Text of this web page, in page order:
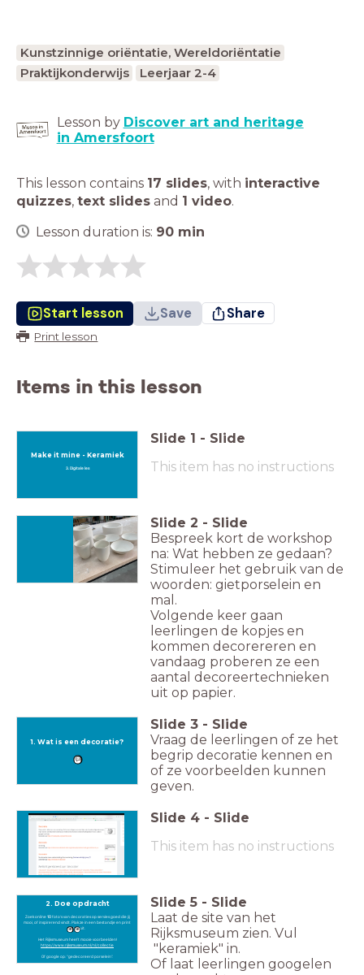
Kunstzinnige oriëntatie, Wereldoriëntatie
Praktijkonderwijs
Leerjaar 2-4
Lesson by Discover art and heritage
in Amersfoort
This lesson contains 17 slides, with interactive
quizzes, text slides and 1 video.
Lesson duration is: 90 min
Start lesson Save Share
Print lesson
Items in this lesson
Make it mine - Keramiek
3. Digitale les
Slide 1 - Slide
This item has no instructions
Slide 2 - Slide
Bespreek kort de workshop
na: Wat hebben ze gedaan?
Stimuleer het gebruik van de
woorden: gietporselein en
mal.
Volgende keer gaan
leerlingen de kopjes en
kommen decorereren en
vandaag proberen ze een
aantal decoreertechnieken
uit op papier.
1. Wat is een decoratie?
Slide 3 - Slide
Vraag de leerlingen of ze het
begrip decoratie kennen en
of ze voorbeelden kunnen
geven.
Slide 4 - Slide
This item has no instructions
2. Doe opdracht
Zoek online10foto's van decoraties op servies goed die jij
mooi, of inspirerend vindt. Plak ze in een bestandje en print
deze uit.
Het Rijksmuseum heeft mooie voorbeelden!
https://www.rijksmuseum.nl/nl/collectie
Of google op: "gedecoreerd porselein".
Slide 5 - Slide
Laat de site van het
Rijksmuseum zien. Vul
"keramiek" in.
Of laat leerlingen googelen